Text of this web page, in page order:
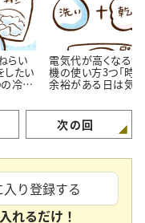
らい
したい
冷凍
電気代が高くなる
機の使い方3つ「時
余裕がある日は気
次の回
り登録する
れるだけ！